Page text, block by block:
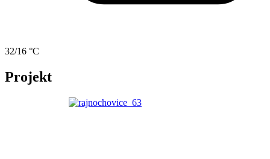
32/16 °C
Projekt